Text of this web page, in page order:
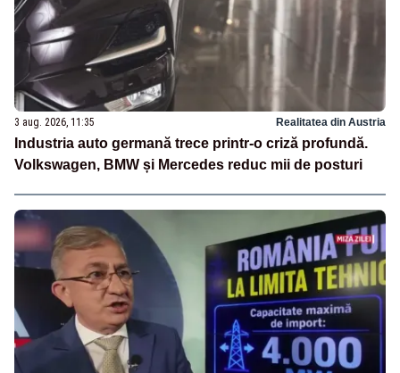
3 aug. 2026, 11:35 Realitatea din Austria
Industria auto germană trece printr-o criză profundă.
Volkswagen, BMW și Mercedes reduc mii de posturi